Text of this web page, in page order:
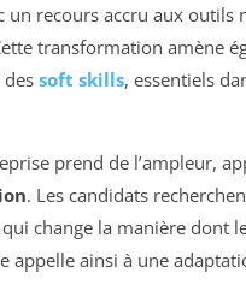
un recours accru aux outils
transformation amène
soft skills, essentiels
prend de l’ampleur,
. Les candidats
change la manière dont
appelle ainsi à une